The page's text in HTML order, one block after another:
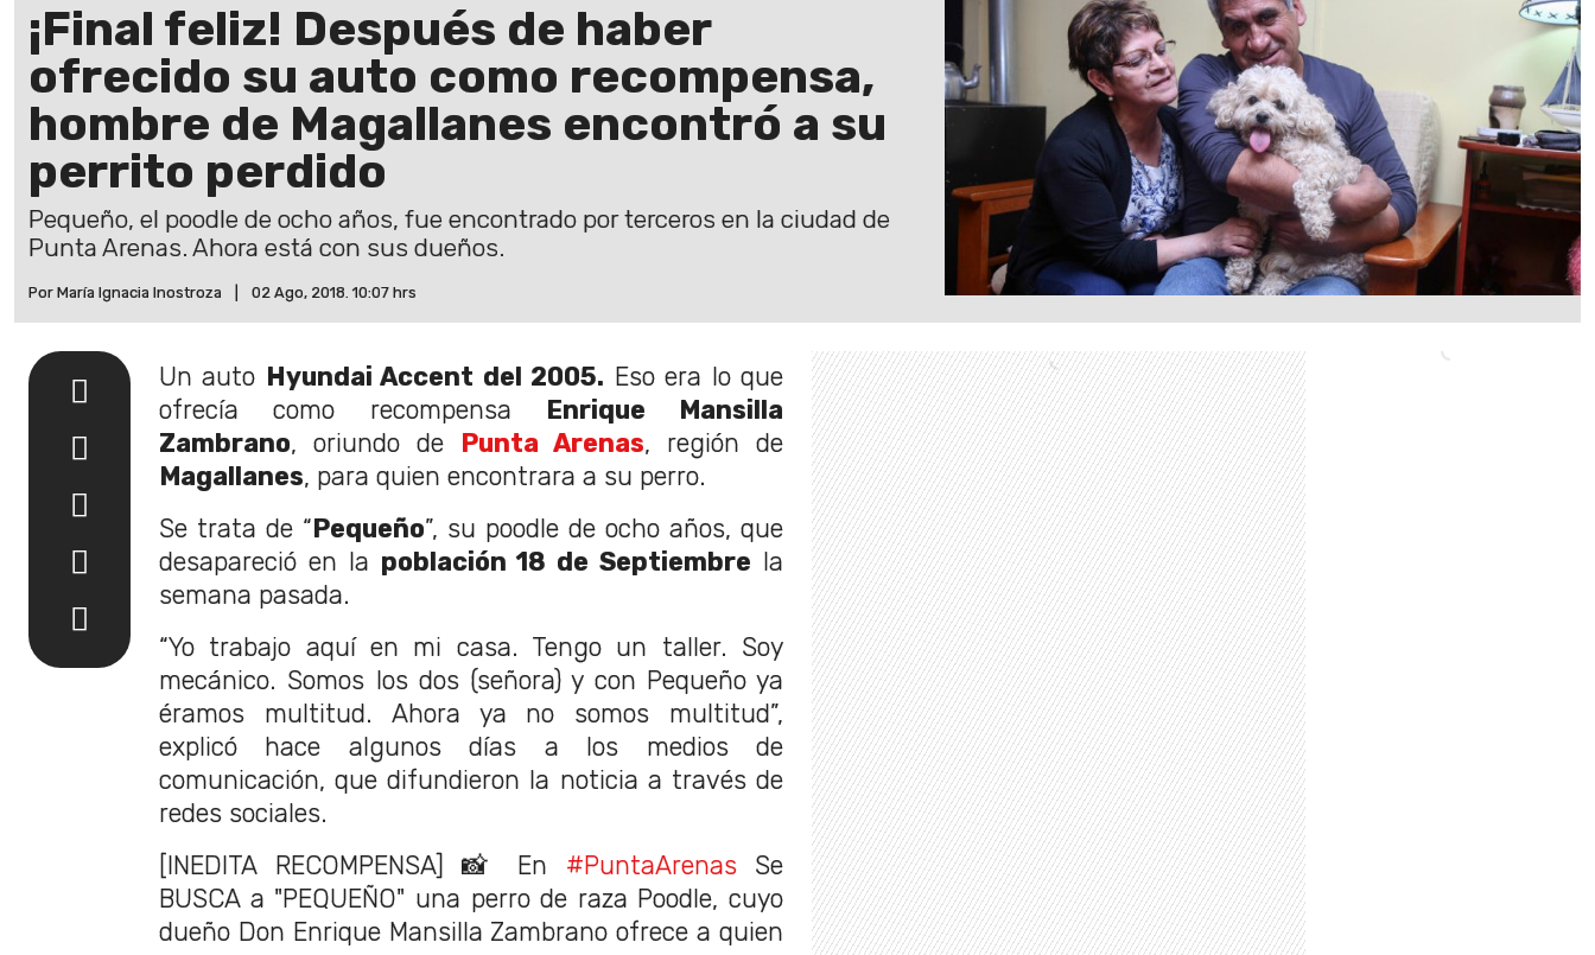
¡Final feliz! Después de haber
ofrecido su auto como recompensa,
hombre de Magallanes encontró a su
perrito perdido
Pequeño, el poodle de ocho años, fue encontrado por terceros en la ciudad de
Punta Arenas. Ahora está con sus dueños.
Por María Ignacia Inostroza 02 Ago, 2018. 10:07 hrs
Un auto Hyundai Accent del 2005. Eso era lo que
ofrecía como recompensa Enrique Mansilla
Zambrano, oriundo de Punta Arenas, región de
Magallanes, para quien encontrara a su perro.
Se trata de “Pequeño”, su poodle de ocho años, que
desapareció en la población 18 de Septiembre la
semana pasada.
“Yo trabajo aquí en mi casa. Tengo un taller. Soy
mecánico. Somos los dos (señora) y con Pequeño ya
éramos multitud. Ahora ya no somos multitud”,
explicó hace algunos días a los medios de
comunicación, que difundieron la noticia a través de
redes sociales.
[INEDITA RECOMPENSA] 📸 En #PuntaArenasSe
BUSCA a "PEQUEÑO" una perro de raza Poodle, cuyo
dueño Don Enrique Mansilla Zambrano ofrece a quien